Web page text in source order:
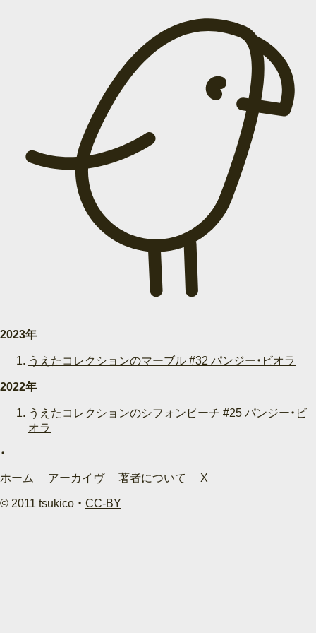
2023年
うえたコレクションのマーブル #32 パンジー・ビオラ
2022年
うえたコレクションのシフォンピーチ #25 パンジー・ビ
オラ
ホーム アーカイヴ 著者について X
© 2011 tsukico ・ CC-BY